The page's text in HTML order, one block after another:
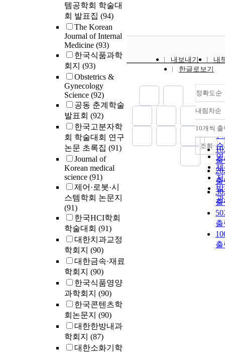
템공학회 학술대
회 발표집 (94)
The Korean
Journal of Internal
Medicine (93)
한국식품과학
회지 (93)
Obstetrics &
Gynecology
Science (92)
공동 춘계학술
발표회 (92)
한국고분자학
회 학술대회 연구
논문 초록집 (91)
Journal of
Korean medical
science (91)
제어·로봇·시
스템학회 논문지
(91)
한국HCI학회
학술대회 (91)
대한치과교정
학회지 (90)
대한금속·재료
학회지 (90)
한국식품영양
과학회지 (90)
한국콘텐츠학
회논문지 (90)
대한한방내과
학회지 (87)
대한소화기학
내보내기
내
한글로보기
정확도순
순
순
내림차순
10개씩 출
조회